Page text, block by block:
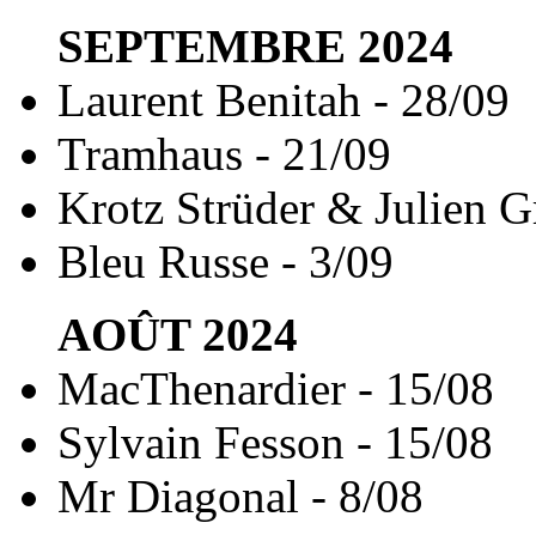
SEPTEMBRE 2024
Laurent Benitah - 28/09
Tramhaus - 21/09
Krotz Strüder & Julien
Bleu Russe - 3/09
AOÛT2024
MacThenardier - 15/08
Sylvain Fesson - 15/08
Mr Diagonal - 8/08